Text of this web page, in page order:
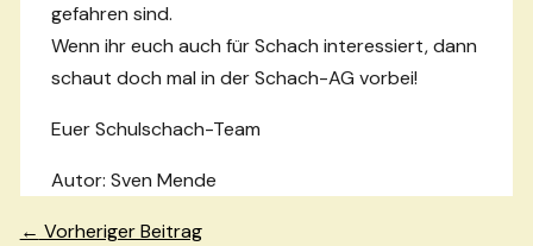
gefahren sind.
Wenn ihr euch auch für Schach interessiert, dann
schaut doch mal in der Schach-AG vorbei!
Euer Schulschach-Team
Autor: Sven Mende
Beitragsnavigation
← Vorheriger Beitrag